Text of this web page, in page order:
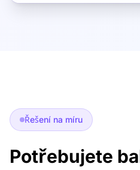
Řešení na míru
Potřebujete